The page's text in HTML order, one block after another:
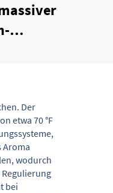
Der
etwa 70 °F
Aroma
wodurch
bei